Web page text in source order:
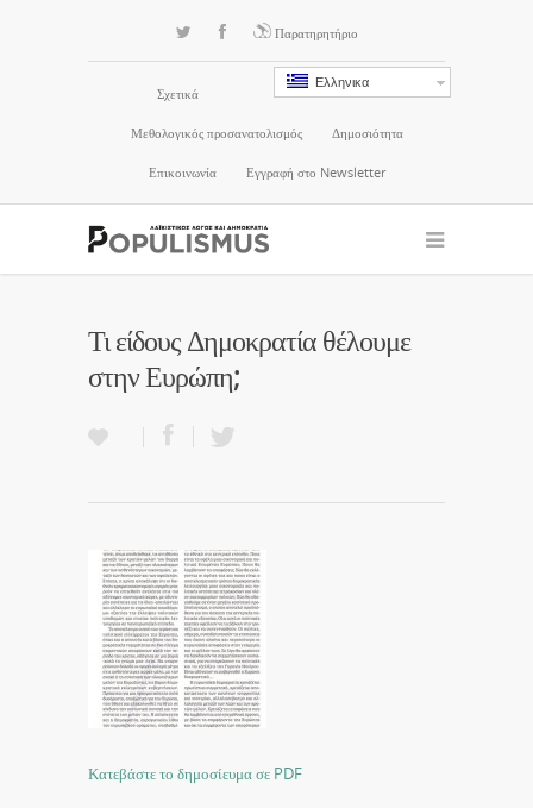
Παρατηρητήριο
Ελληνικα
Σχετικά
Μεθολογικός προσανατολισμός Δημοσιότητα
Επικοινωνία Εγγραφή στο Newsletter
Τι είδους Δημοκρατία θέλουμε
στην Ευρώπη;
Κατεβάστε το δημοσίευμα σε PDF